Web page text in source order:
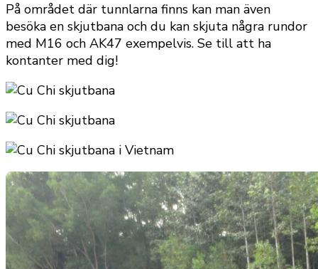
På området där tunnlarna finns kan man även
besöka en skjutbana och du kan skjuta några rundor
med M16 och AK47 exempelvis. Se till att ha
kontanter med dig!